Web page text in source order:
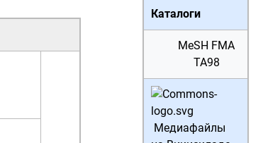
Каталоги
MeSH FMA
TA98
Медиафайлы